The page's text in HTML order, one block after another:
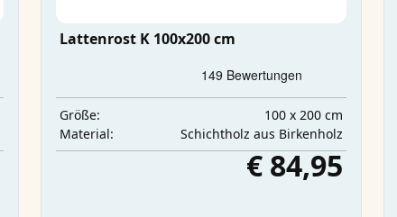
Lattenrost K 100x200 cm
Größe:
100 x 200 cm
Material:
Schichtholz aus Birkenholz
€ 84,95